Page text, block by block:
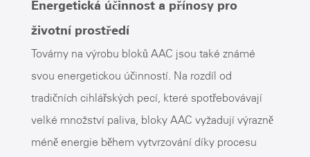
Energetická účinnost a přínosy pro
životní prostředí
Továrny na výrobu bloků AAC jsou také známé
svou energetickou účinností. Na rozdíl od
tradičních cihlářských pecí, které spotřebovávají
velké množství paliva, bloky AAC vyžadují výrazně
méně energie během vytvrzování díky procesu